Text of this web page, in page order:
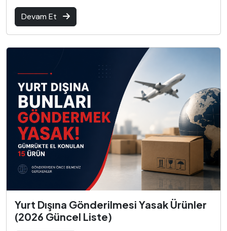
Devam Et
Yurt Dışına Gönderilmesi Yasak Ürünler
(2026 Güncel Liste)